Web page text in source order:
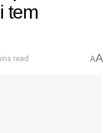
tem
read AA